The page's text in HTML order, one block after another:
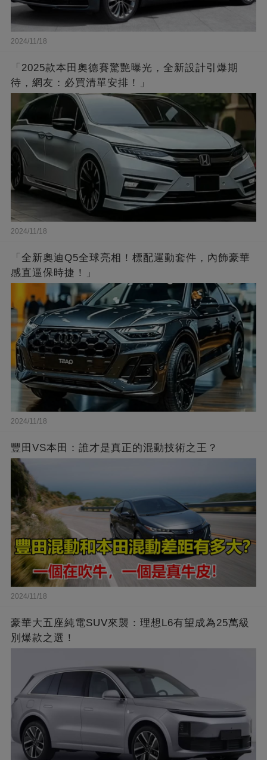
2024/11/18
「2025款本田奧德賽驚艷曝光，全新設計引爆期
待，網友：必買清單安排！」
2024/11/18
「全新奧迪Q5全球亮相！標配運動套件，內飾豪華
感直逼保時捷！」
2024/11/18
豐田VS本田：誰才是真正的混動技術之王？
2024/11/18
豪華大五座純電SUV來襲：理想L6有望成為25萬級
別爆款之選！